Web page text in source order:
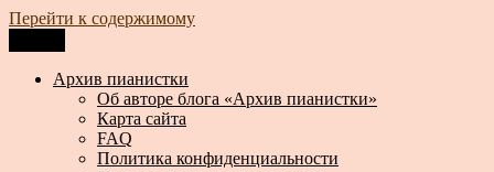
Перейти к содержимому
Архив пианистки
Всё для пианистов: ноты, книги, музыка, статьи…
Архив пианистки
Об авторе блога «Архив пианистки»
Карта сайта
FAQ
Политика конфиденциальности